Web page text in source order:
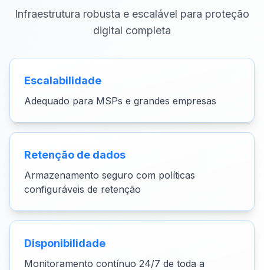
Infraestrutura robusta e escalável para proteção
digital completa
Escalabilidade
Adequado para MSPs e grandes empresas
Retenção de dados
Armazenamento seguro com políticas
configuráveis de retenção
Disponibilidade
Monitoramento contínuo 24/7 de toda a